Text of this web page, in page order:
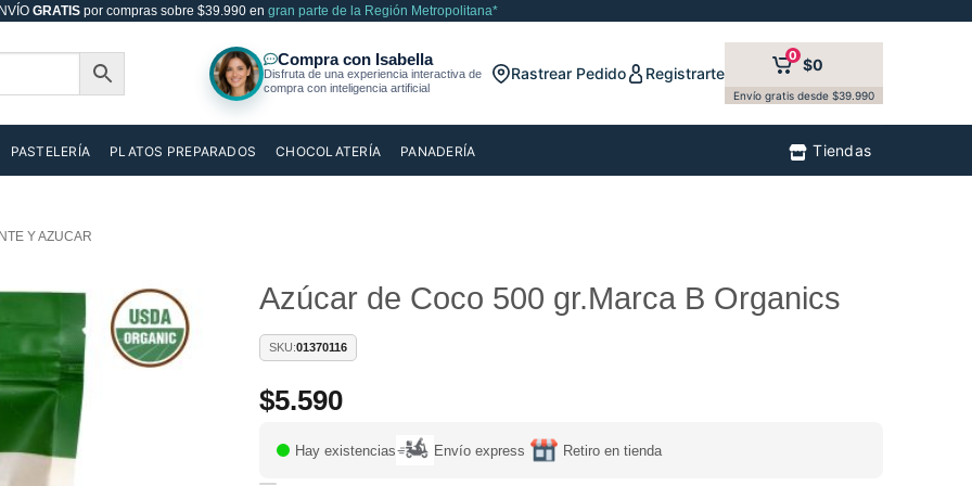
GRATISpor compras sobre $39.990 en gran parte de la Región Metropolitana*
Rastrear Pedido Registrarte
0 $0
Envío gratis desde $39.990
PASTELERÍA PLATOS PREPARADOS CHOCOLATERÍA PANADERÍA Tiendas
Y AZUCAR
Añadir
a la
Azúcar de Coco 500 gr.Marca B Organics
SKU:01370116
$5.590
Hay existencias Envío express Retiro en tienda